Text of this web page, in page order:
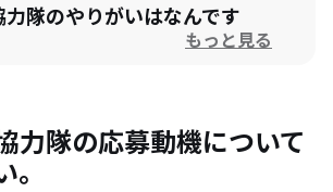
隊のやりがいはなんです
い。
もっと見る
力隊の応募動機について